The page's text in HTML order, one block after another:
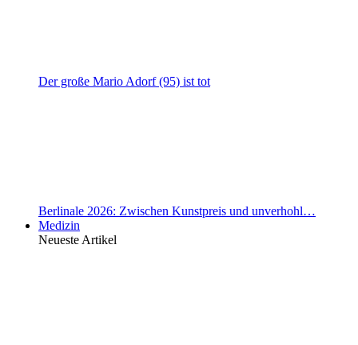
Der große Mario Adorf (95) ist tot
Berlinale 2026: Zwischen Kunstpreis und unverhohl…
Medizin
Neueste Artikel